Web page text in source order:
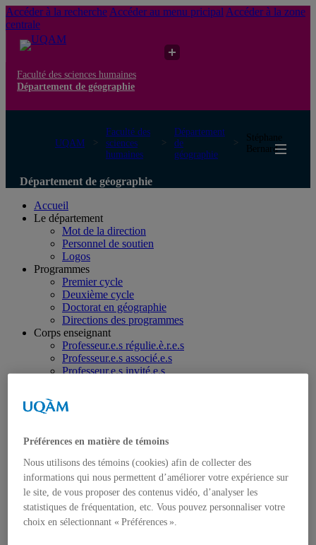
Accéder à la recherche Accéder au menu pricipal Accéder à la zone
centrale
Faculté des sciences humaines
Département de géographie
UQAM
Faculté des
sciences
humaines
Département
de
géographie
Stéphane
Bernard
Département de géographie
Accueil
Le département
Mot de la direction
Personnel de soutien
Logos
Programmes
Premier cycle
Deuxième cycle
Doctorat en géographie
Directions des programmes
Corps enseignant
Professeur.e.s régulie.è.r.e.s
Professeur.e.s associé.e.s
Professeur.e.s invité.e.s
Recherche
Équipes et unités de recherche
Publications
Mémoires et thèses
Laboratoires
Équipements de recherche
Médias
Géographie à UQAM.tv
Revue de presse
Préférences en matière de témoins
Nous utilisons des témoins (cookies) afin de collecter des
informations qui nous permettent d’améliorer votre expérience sur
le site, de vous proposer des contenus vidéo, d’analyser les
statistiques de fréquentation, etc. Vous pouvez personnaliser votre
choix en sélectionnant « Préférences ».